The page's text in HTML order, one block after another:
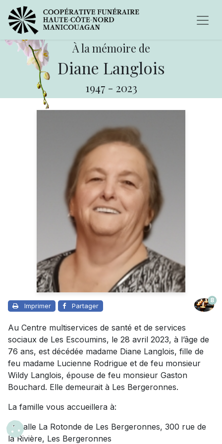
À la mémoire de
Diane Langlois
1947 - 2023
Imprimer Partager
8
Au Centre multiservices de santé et de services
sociaux de Les Escoumins, le 28 avril 2023, à l’âge de
76 ans, est décédée madame Diane Langlois, fille de
feu madame Lucienne Rodrigue et de feu monsieur
Wildy Langlois, épouse de feu monsieur Gaston
Bouchard. Elle demeurait à Les Bergeronnes.
La famille vous accueillera à:
La salle La Rotonde de Les Bergeronnes, 300 rue de
la Rivière, Les Bergeronnes